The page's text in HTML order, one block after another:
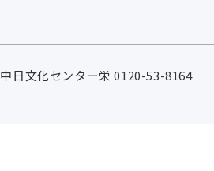
中日文化センター栄 0120-53-8164